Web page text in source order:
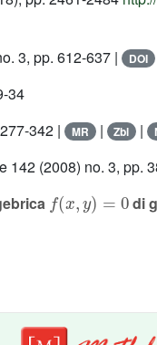
3, pp. 612-637 | DOI
34
342 | MR | Zbl |
142 (2008) no. 3, pp.
x =
di